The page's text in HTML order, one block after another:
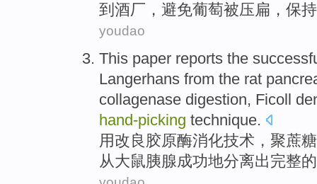
到 酒厂 ， 避免葡萄被压扁 ， 保持
youdao
This paper reports the
Langerhans from the rat
collagenase digestion, Ficoll
hand-picking technique.
用 改良 胶原酶消化技术 ，聚蔗糖
从大鼠胰腺成功地分离出完整的